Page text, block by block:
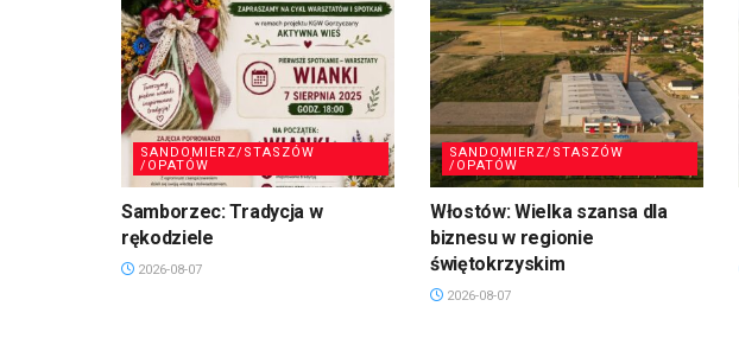
SANDOMIERZ/STASZÓW
/OPATÓW
Samborzec: Tradycja w
rękodziele
2026-08-07
SANDOMIERZ/STASZÓW
/OPATÓW
Włostów: Wielka szansa dla
biznesu w regionie
świętokrzyskim
2026-08-07